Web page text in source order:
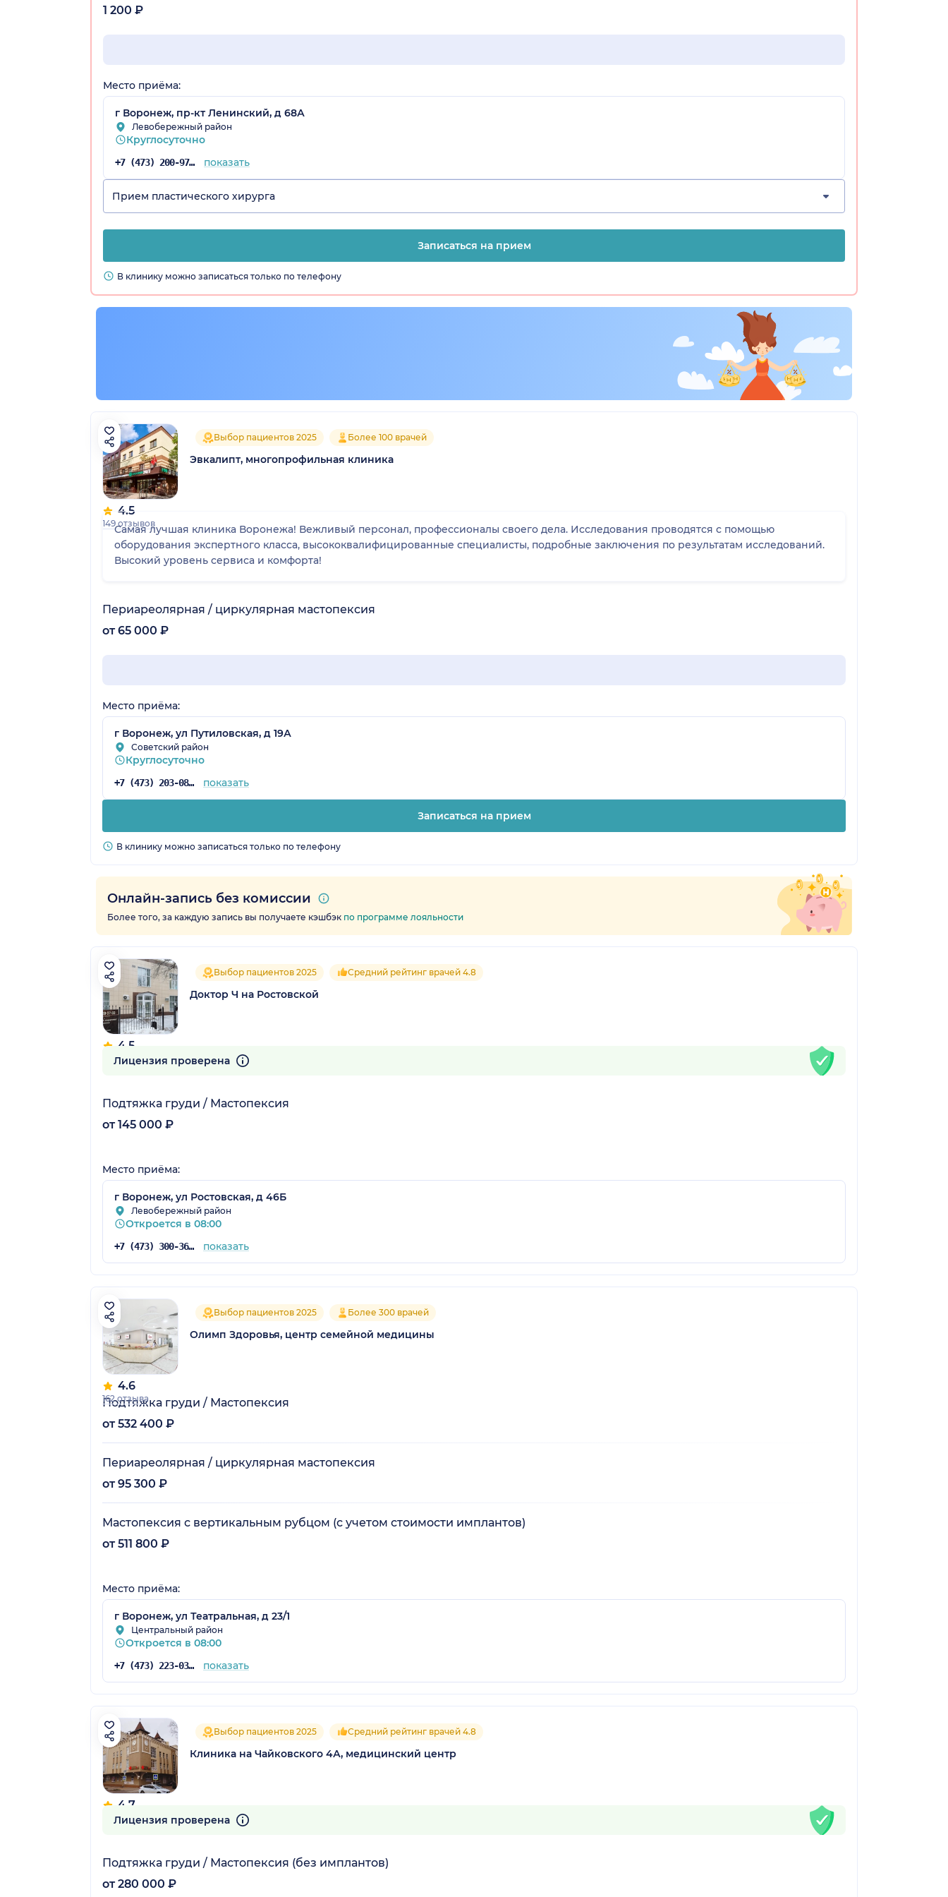
1 200 ₽
Место приёма:
г Воронеж, пр-кт Ленинский, д 68А
Левобережный район
Круглосуточно
+7 (473) 200-97-34 показать
Прием пластического хирурга
Записаться на прием
В клинику можно записаться только по телефону
4.5
149 отзывов
Выбор пациентов 2025 Более 100 врачей
Эвкалипт, многопрофильная клиника
Самая лучшая клиника Воронежа! Вежливый персонал, профессионалы своего дела. Исследования проводятся с помощью
оборудования экспертного класса, высококвалифицированные специалисты, подробные заключения по результатам исследований.
Высокий уровень сервиса и комфорта!
Периареолярная / циркулярная мастопексия
от 65 000 ₽
Место приёма:
г Воронеж, ул Путиловская, д 19А
Советский район
Круглосуточно
+7 (473) 203-08-53 показать
Записаться на прием
В клинику можно записаться только по телефону
Онлайн-запись без комиссии
Более того, за каждую запись вы получаете кэшбэк по программе лояльности
4.5
61 отзыв
Выбор пациентов 2025 Средний рейтинг врачей 4.8
Доктор Ч на Ростовской
Лицензия проверена
Подтяжка груди / Мастопексия
от 145 000 ₽
Место приёма:
г Воронеж, ул Ростовская, д 46Б
Левобережный район
Откроется в 08:00
+7 (473) 300-36-03 показать
4.6
162 отзыва
Выбор пациентов 2025 Более 300 врачей
Олимп Здоровья, центр семейной медицины
Подтяжка груди / Мастопексия
от 532 400 ₽
Периареолярная / циркулярная мастопексия
от 95 300 ₽
Мастопексия с вертикальным рубцом (с учетом стоимости имплантов)
от 511 800 ₽
Место приёма:
г Воронеж, ул Театральная, д 23/1
Центральный район
Откроется в 08:00
+7 (473) 223-03-03 показать
4.7
61 отзыв
Выбор пациентов 2025 Средний рейтинг врачей 4.8
Клиника на Чайковского 4А, медицинский центр
Лицензия проверена
Подтяжка груди / Мастопексия (без имплантов)
от 280 000 ₽